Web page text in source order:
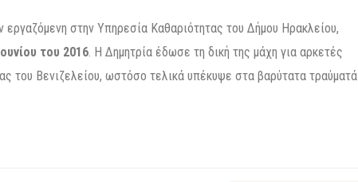
εργαζόμενη στην Υπηρεσία Καθαριότητας του Δήμου Ηρακλείου,
του 2016. Η Δημητρία έδωσε τη δική της μάχη για αρκετές
του Βενιζελείου, ωστόσο τελικά υπέκυψε στα βαρύτατα τραύματά